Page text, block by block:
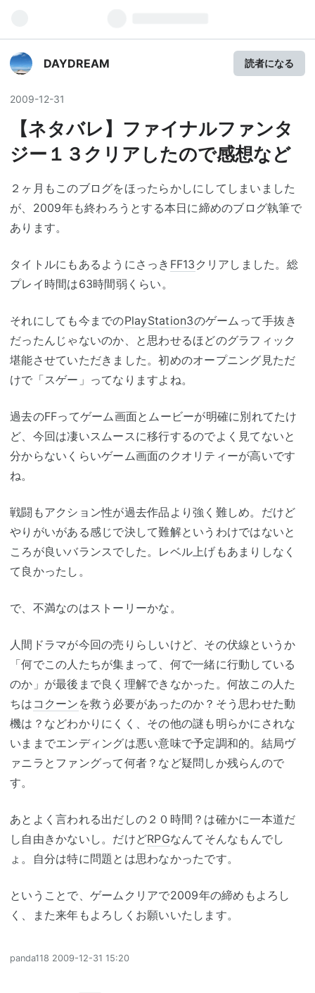
DAYDREAM 読者になる
2009-12-31
【ネタバレ】ファイナルファンタ
ジー１３クリアしたので感想など
２ヶ月もこのブログをほったらかしにしてしまいました
が、2009年も終わろうとする本日に締めのブログ執筆で
あります。
タイトルにもあるようにさっき FF13 クリアしました。総
プレイ時間は63時間弱くらい。
それにしても今までのPlayStation3のゲームって手抜き
だったんじゃないのか、と思わせるほどのグラフィック
堪能させていただきました。初めのオープニング見ただ
けで「スゲー」ってなりますよね。
過去のFFってゲーム画面とムービーが明確に別れてたけ
ど、今回は凄いスムースに移行するのでよく見てないと
分からないくらいゲーム画面のクオリティーが高いです
ね。
戦闘もアクション性が過去作品より強く難しめ。だけど
やりがいがある感じで決して難解というわけではないと
ころが良いバランスでした。レベル上げもあまりしなく
て良かったし。
で、不満なのはストーリーかな。
人間ドラマが今回の売りらしいけど、その伏線というか
「何でこの人たちが集まって、何で一緒に行動している
のか」が最後まで良く理解できなかった。何故この人た
ちは コクーン を救う必要があったのか？そう思わせた動
機は？などわかりにくく、その他の謎も明らかにされな
いままでエンディングは悪い意味で予定調和的。結局ヴ
ァニラとファングって何者？など疑問しか残らんので
す。
あとよく言われる出だしの２０時間？は確かに一本道だ
し自由きかないし。だけどRPGなんてそんなもんでし
ょ。自分は特に問題とは思わなかったです。
ということで、ゲームクリアで2009年の締めもよろし
く、また来年もよろしくお願いいたします。
panda118 2009-12-31 15:20